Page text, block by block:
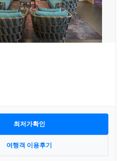
최저가확인
여행객 이용후기